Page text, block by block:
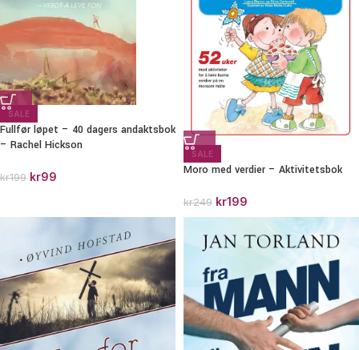
SALE
Fullfør løpet – 40 dagers andaktsbok
– Rachel Hickson
kr199 kr99
SALE
Moro med verdier – Aktivitetsbok
kr249 kr199